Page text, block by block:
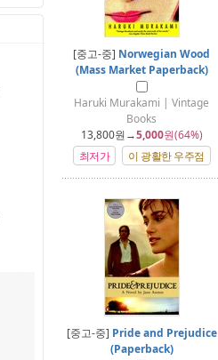
[중고-중] Norwegian Wood
(Mass Market Paperback)
Haruki Murakami | Vintage
Books
13,800원→5,000원(64%)
최저가
이 광활한 우주점
[중고-중] Pride and Prejudice
(Paperback)